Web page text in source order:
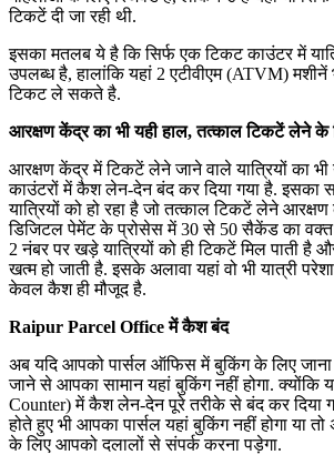
टिकटें दी जा रही थी.
इसका मतलब ये है कि सिर्फ एक टिकट काउंटर में
उपलब्ध है, हालांकि यहां 2 एटीवीएम (ATVM) मशीनें
टिकट ले सकते है.
आरक्षण केंद्र का भी यही हाल, तत्काल टिकटें लेने के
आरक्षण केंद्र में टिकटें लेने जाने वाले यात्रियों का भी
काउंटरों में कैश लेन-देन बंद कर दिया गया है. इसका
यात्रियों को हो रहा है जो तत्काल टिकटें लेने
डिजिटल पेमेंट के प्रोसेस में 30 से 50 सैकेंड का वक्त
2 नंबर पर खड़े यात्रियों को ही टिकटें मिल पाती
खत्म हो जाती है. इसके अलावा यहां वो भी यात्री
केवल कैश ही मौजूद है.
Raipur Parcel Office में कैश बंद
अब यदि आपको पार्सल ऑफिस में बुकिंग के लिए
जाने से आपका सामान यहां बुकिंग नहीं होगा. क्योंकि
Counter) में कैश लेन-देन पूरे तरीके से बंद कर दिया
होते हुए भी आपका पार्सल यहां बुकिंग नहीं होगा या
के लिए आपको दलालों से संपर्क करना पड़ेगा.